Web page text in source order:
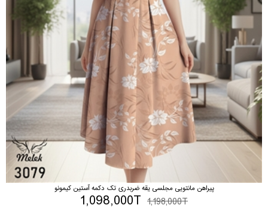
پیراهن مانتویی مجلسی یقه ضربدری تک دکمه آستین کیمونو
1,198,000T
1,098,000T